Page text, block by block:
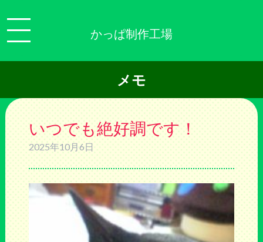
かっぱ制作工場
メモ
いつでも絶好調です！
2025年10月6日